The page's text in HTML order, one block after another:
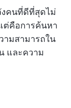
งคนที่ดีที่สุดไม่
ต่คือการค้นหา
ามสามารถใน
และความ